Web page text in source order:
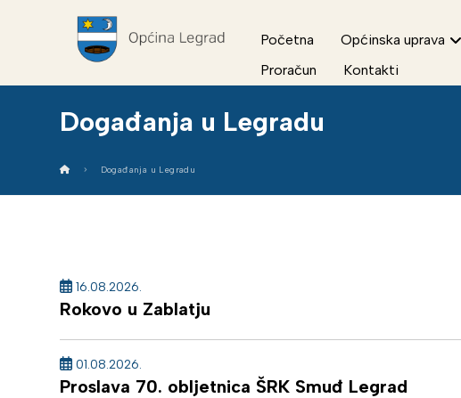
Početna Općinska uprava
Proračun
Kontakti
Događanja u Legradu
Događanja u Legradu
16.08.2026.
Rokovo u Zablatju
01.08.2026.
Proslava 70. obljetnica ŠRK Smuđ Legrad